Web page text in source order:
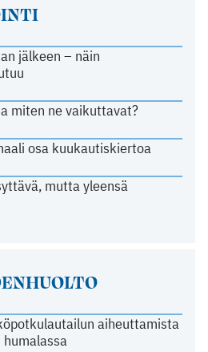
jälkeen – näin
miten ne vaikuttavat?
osa kuukautiskiertoa
mutta yleensä
aiheuttamista